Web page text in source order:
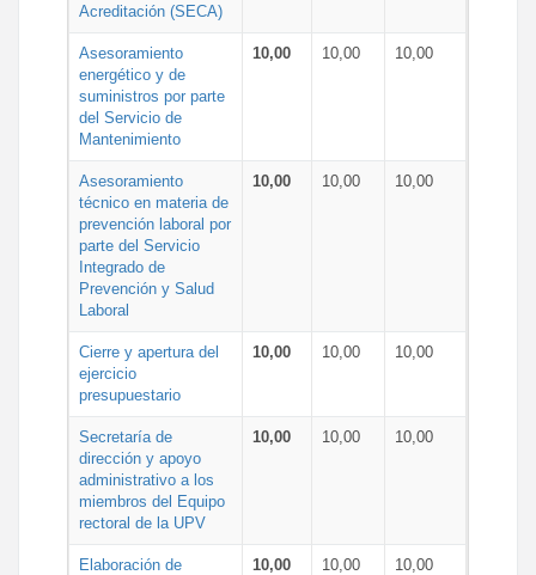
Acreditación (SECA)
Asesoramiento
energético y de
suministros por parte
del Servicio de
Mantenimiento
10,00 10,00 10,00
Asesoramiento
técnico en materia de
prevención laboral por
parte del Servicio
Integrado de
Prevención y Salud
Laboral
10,00 10,00 10,00
Cierre y apertura del
ejercicio
presupuestario
10,00 10,00 10,00
Secretaría de
dirección y apoyo
administrativo a los
miembros del Equipo
rectoral de la UPV
10,00 10,00 10,00
Elaboración de
10,00 10,00 10,00